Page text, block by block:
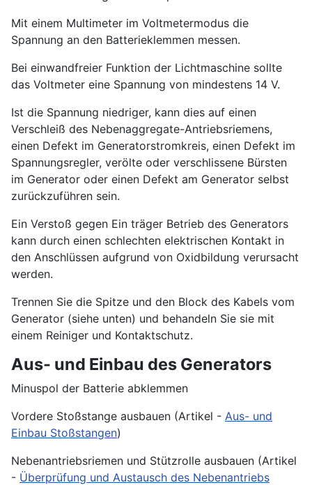
Mit einem Multimeter im Voltmetermodus die
Spannung an den Batterieklemmen messen.
Bei einwandfreier Funktion der Lichtmaschine sollte
das Voltmeter eine Spannung von mindestens 14 V.
Ist die Spannung niedriger, kann dies auf einen
Verschleiß des Nebenaggregate-Antriebsriemens,
einen Defekt im Generatorstromkreis, einen Defekt im
Spannungsregler, verölte oder verschlissene Bürsten
im Generator oder einen Defekt am Generator selbst
zurückzuführen sein.
Ein Verstoß gegen Ein träger Betrieb des Generators
kann durch einen schlechten elektrischen Kontakt in
den Anschlüssen aufgrund von Oxidbildung verursacht
werden.
Trennen Sie die Spitze und den Block des Kabels vom
Generator (siehe unten) und behandeln Sie sie mit
einem Reiniger und Kontaktschutz.
Aus- und Einbau des Generators
Minuspol der Batterie abklemmen
Vordere Stoßstange ausbauen (Artikel - Aus- und
Einbau Stoßstangen)
Nebenantriebsriemen und Stützrolle ausbauen (Artikel
- Überprüfung und Austausch des Nebenantriebs